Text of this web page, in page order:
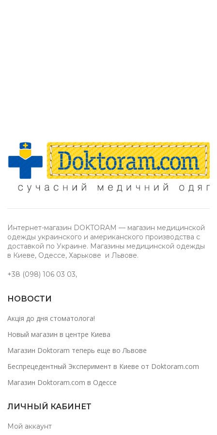
Интернет-магазин DOKTORAM — магазин медицинской
одежды украинского и американского производства с
доставкой по Украине. Магазины медицинской одежды
в Киеве, Одессе, Харькове и Львове.
+38 (098) 106 03 03,
НОВОСТИ
Акція до дня стоматолога!
Новый магазин в центре Киева
Магазин Doktoram теперь еще во Львове
Беспрецедентный Эксперимент в Киеве от Doktoram.com
Магазин Doktoram.com в Одессе
ЛИЧНЫЙ КАБИНЕТ
Мой аккаунт